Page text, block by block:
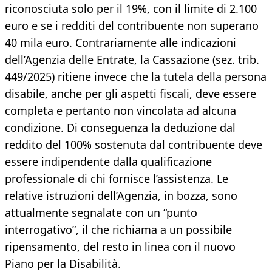
riconosciuta solo per il 19%, con il limite di 2.100
euro e se i redditi del contribuente non superano
40 mila euro. Contrariamente alle indicazioni
dell’Agenzia delle Entrate, la Cassazione (sez. trib.
449/2025) ritiene invece che la tutela della persona
disabile, anche per gli aspetti fiscali, deve essere
completa e pertanto non vincolata ad alcuna
condizione. Di conseguenza la deduzione dal
reddito del 100% sostenuta dal contribuente deve
essere indipendente dalla qualificazione
professionale di chi fornisce l’assistenza. Le
relative istruzioni dell’Agenzia, in bozza, sono
attualmente segnalate con un “punto
interrogativo”, il che richiama a un possibile
ripensamento, del resto in linea con il nuovo
Piano per la Disabilità.